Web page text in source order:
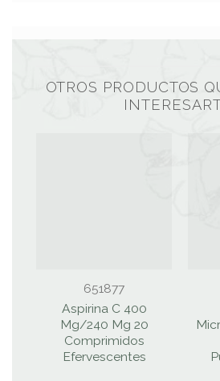
OTROS PRODUCTOS
651877
Aspirina C 400
Mg/240 Mg 20
Comprimidos
Efervescentes